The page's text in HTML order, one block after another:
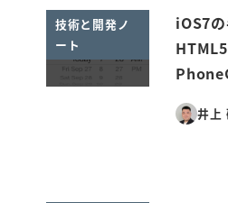
技術と開発ノ
ート
iOS7
井上